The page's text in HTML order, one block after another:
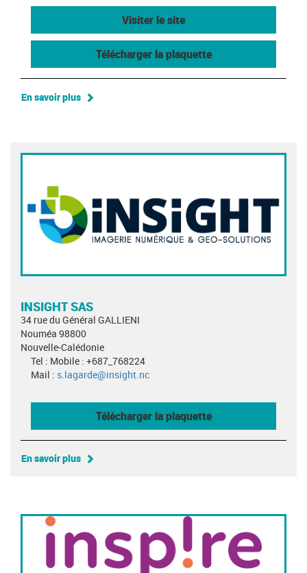
Visiter le site
Télécharger la plaquette
En savoir plus
INSIGHT SAS
34 rue du Général GALLIENI
Nouméa 98800
Nouvelle-Calédonie
Tel : Mobile : +687_768224
Mail : s.lagarde@insight.nc
Télécharger la plaquette
En savoir plus